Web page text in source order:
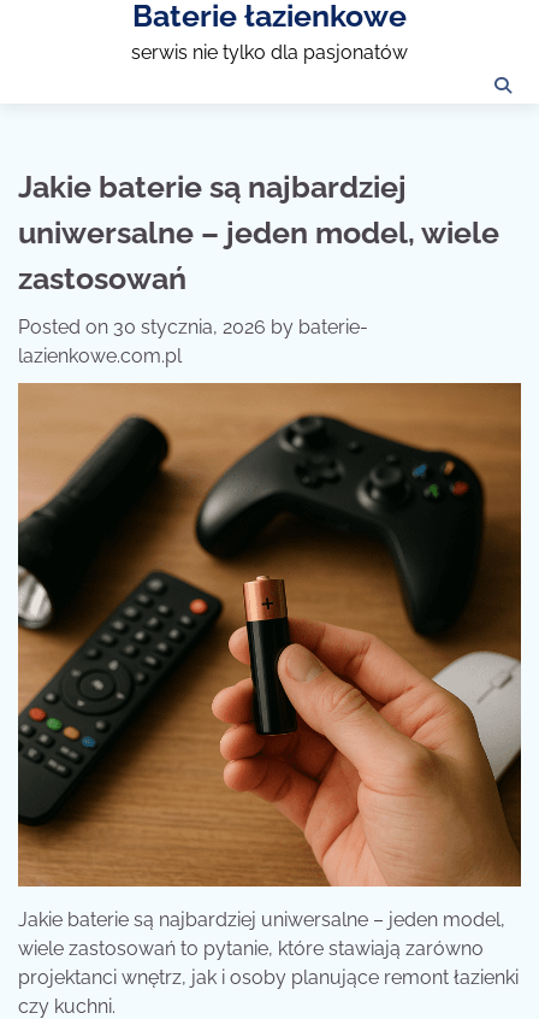
Baterie łazienkowe
serwis nie tylko dla pasjonatów
Jakie baterie są najbardziej
uniwersalne – jeden model, wiele
zastosowań
Posted on 30 stycznia, 2026 by baterie-
lazienkowe.com.pl
Jakie baterie są najbardziej uniwersalne – jeden model,
wiele zastosowań to pytanie, które stawiają zarówno
projektanci wnętrz, jak i osoby planujące remont łazienki
czy kuchni.